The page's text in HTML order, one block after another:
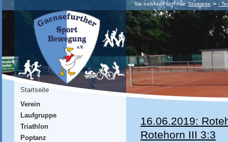
Sie befinden sich hier:Startseite -
Startseite
Verein
Laufgruppe
Triathlon
Poptanz
16.06.2019:
Rotehorn III 3:3